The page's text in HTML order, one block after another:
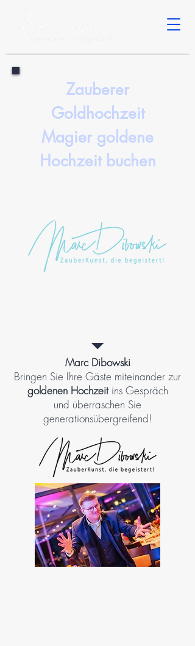
Zauberer
Goldhochzeit
Magier goldene
Hochzeit buchen
Marc Dibowski
Bringen Sie Ihre Gäste miteinander zur
goldenen Hochzeit ins Gespräch
und überraschen Sie
generationsübergreifend!